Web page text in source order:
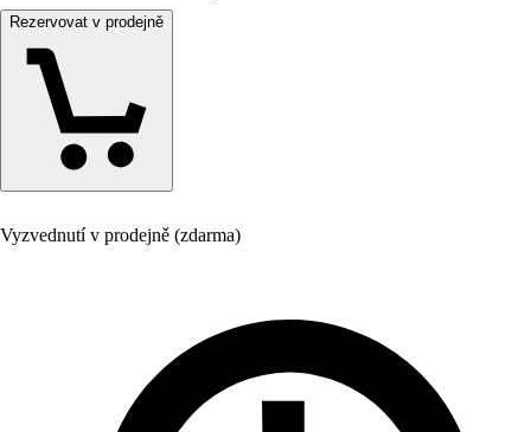
Rezervovat v prodejně
Vyzvednutí v prodejně (zdarma)